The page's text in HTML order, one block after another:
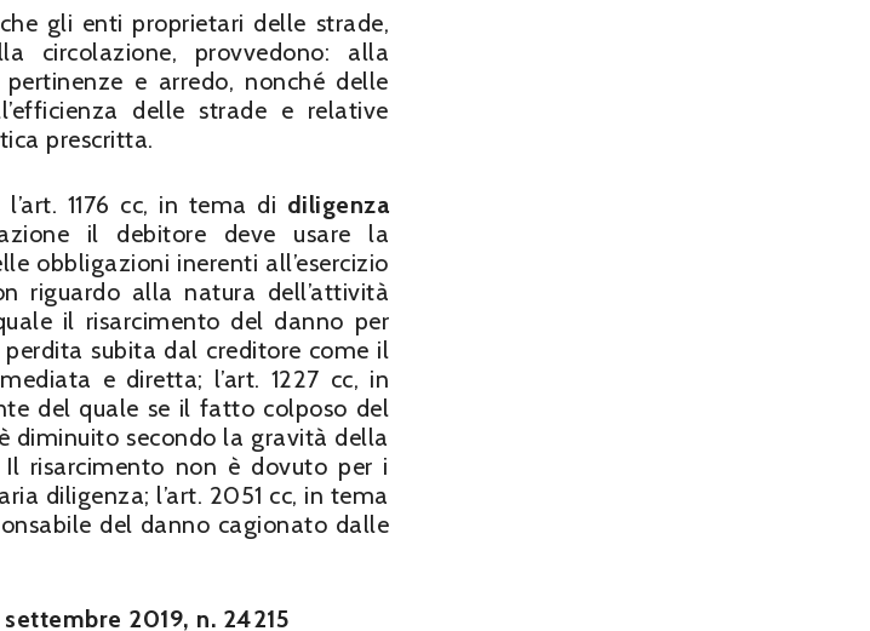
gli enti proprietari delle strade,
circolazione, provvedono: alla
e arredo, nonché delle
delle strade e relative
prescritta.
1176 cc, in tema di diligenza
il debitore deve usare la
obbligazioni inerenti all’esercizio
riguardo alla natura dell’attività
il risarcimento del danno per
subita dal creditore come il
e diretta; l’art. 1227 cc, in
del quale se il fatto colposo del
diminuito secondo la gravità della
Il risarcimento non è dovuto per i
diligenza; l’art. 2051 cc, in tema
del danno cagionato dalle
2019, n. 24215